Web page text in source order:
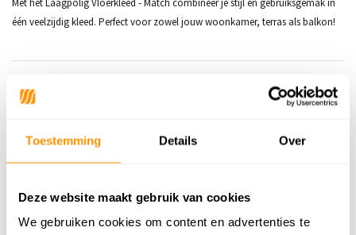
Toestemming Details Over
Deze website maakt gebruik van cookies
We gebruiken cookies om content en advertenties te
124,95 22% Je bespaart 35 euro
Met het Laagpolig Vloerkleed - Match combineer je stijl en gebruiksgemak in
één veelzijdig kleed. Perfect voor zowel jouw woonkamer, terras als balkon!